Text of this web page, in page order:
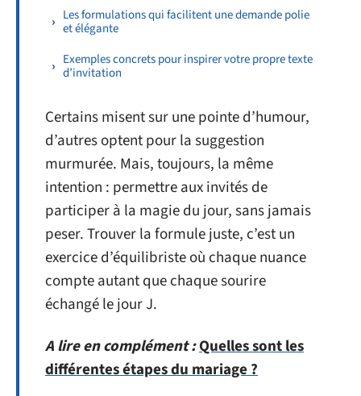
Les formulations qui facilitent une demande polie
et élégante
Exemples concrets pour inspirer votre propre texte
d’invitation
Certains misent sur une pointe d’humour,
d’autres optent pour la suggestion
murmurée. Mais, toujours, la même
intention : permettre aux invités de
participer à la magie du jour, sans jamais
peser. Trouver la formule juste, c’est un
exercice d’équilibriste où chaque nuance
compte autant que chaque sourire
échangé le jour J.
A lire en complément :Quelles sont les
différentes étapes du mariage ?